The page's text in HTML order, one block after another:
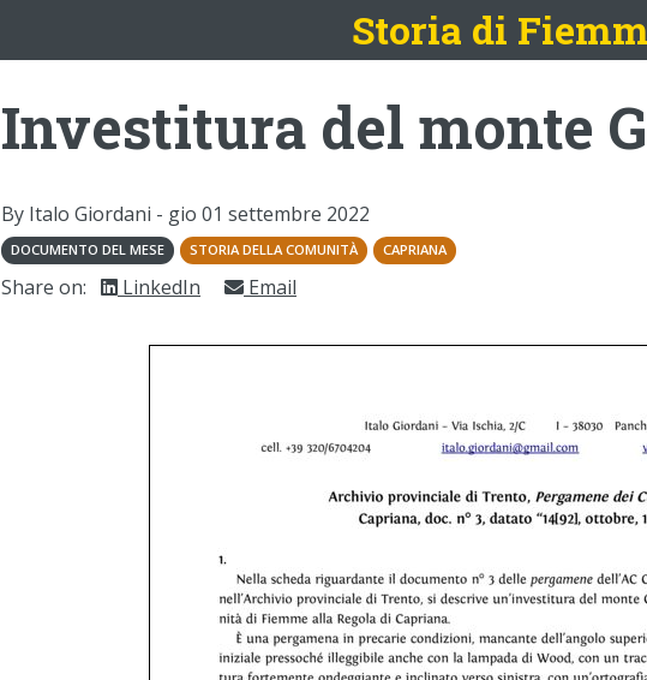
Storia di
Investitura del monte
By Italo Giordani - gio 01 settembre 2022
DOCUMENTO DEL MESE STORIA DELLA COMUNITÀ CAPRIANA
Share on: LinkedIn Email